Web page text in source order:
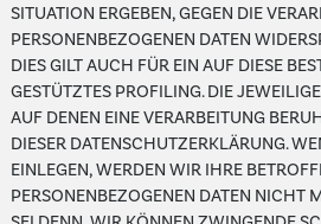
SITUATION ERGEBEN, GEGEN DIE
PERSONENBEZOGENEN DATEN
DIES GILT AUCH FÜR EIN AUF DIESE
GESTÜTZTES PROFILING. DIE
AUF DENEN EINE VERARBEITUNG
DIESER DATENSCHUTZERKLÄRUNG.
EINLEGEN, WERDEN WIR IHRE
PERSONENBEZOGENEN DATEN NICHT